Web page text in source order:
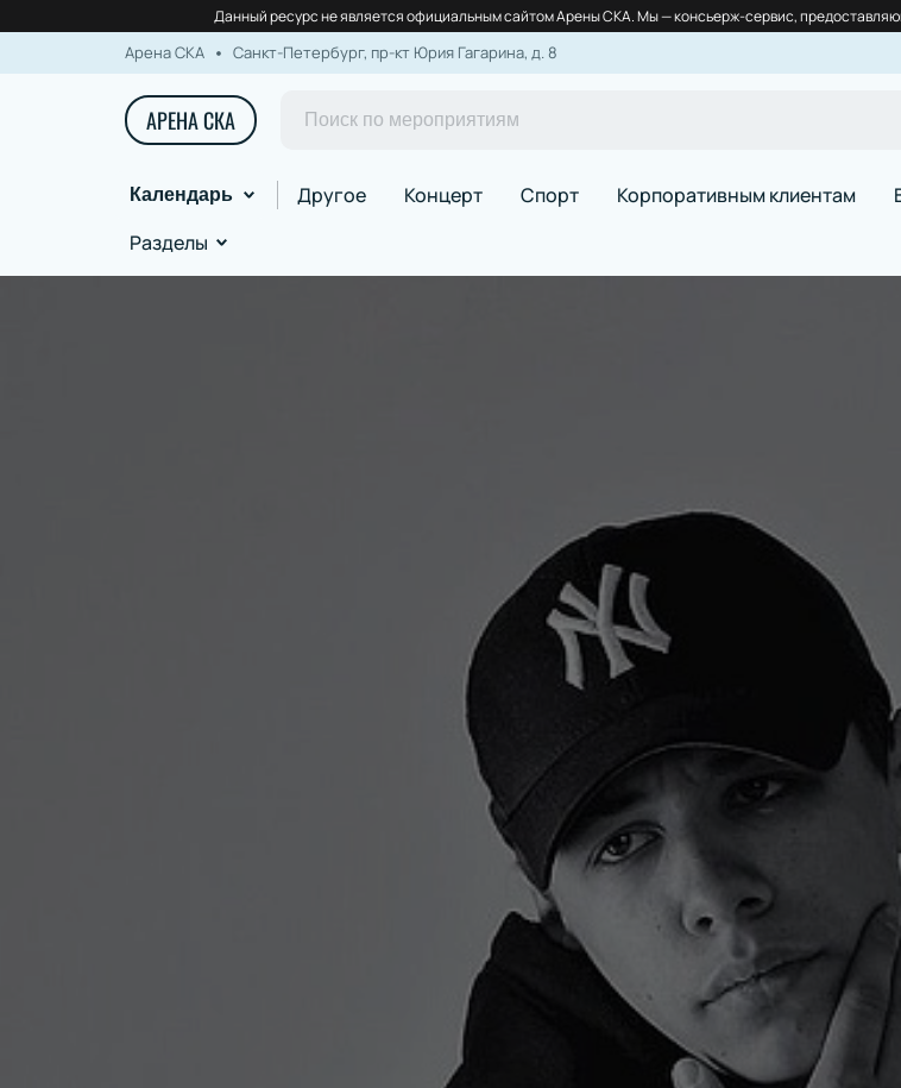
Данный ресурс не является официальным сайтом Арены СКА. Мы — консьерж-сервис,
Арена СКА Санкт-Петербург, пр-кт Юрия Гагарина, д. 8
АРЕНА СКА
Календарь Другое Концерт Спорт Корпоративным клиентам
Разделы